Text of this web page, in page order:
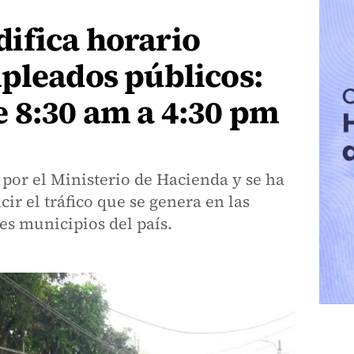
horario
públicos:
am a 4:30 pm
el Ministerio de Hacienda y se ha
el tráfico que se genera en las
municipios del país.